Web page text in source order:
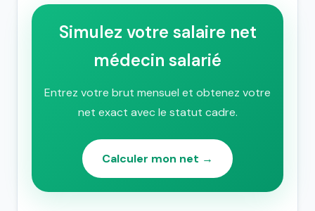
Simulez votre salaire net
médecin salarié
Entrez votre brut mensuel et obtenez votre
net exact avec le statut cadre.
Calculer mon net →